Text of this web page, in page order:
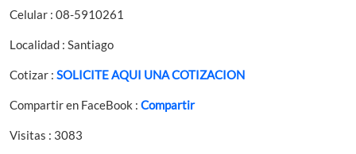
Celular : 08-5910261
Localidad : Santiago
Cotizar : SOLICITE AQUI UNA COTIZACION
Compartir en FaceBook : Compartir
Visitas : 3083